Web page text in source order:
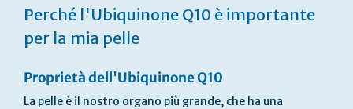
galleria
Perché l'Ubiquinone Q10 è importante
per la mia pelle
Proprietà dell'Ubiquinone Q10
La pelle è il nostro organo più grande, che ha una